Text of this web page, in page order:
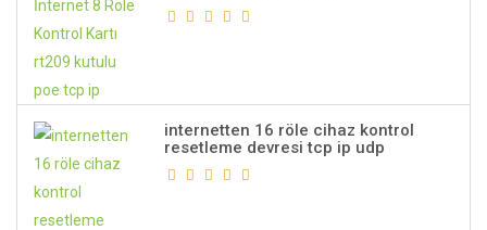
internetten 16 röle cihaz kontrol
resetleme devresi tcp ip udp